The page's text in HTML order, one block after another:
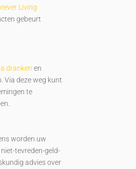
Living
gebeurt
dranken en
Via deze weg kunt
te
worden uw
tevreden-geld-
advies over